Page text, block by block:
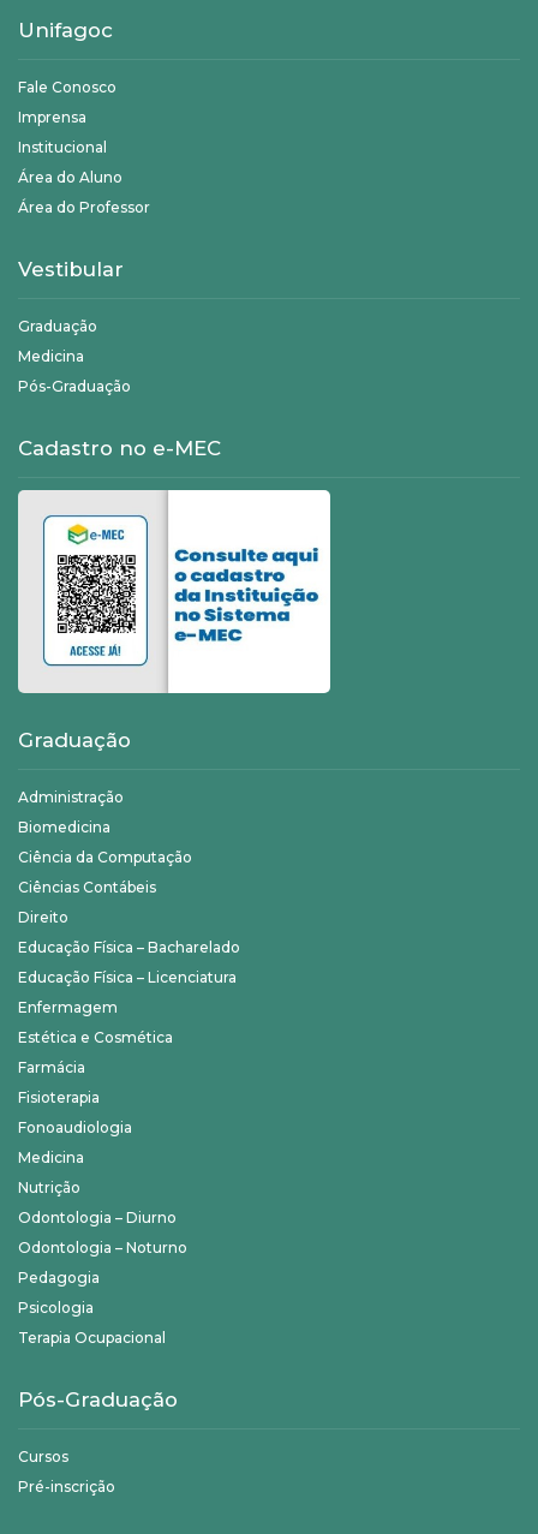
Unifagoc
Fale Conosco
Imprensa
Institucional
Área do Aluno
Área do Professor
Vestibular
Graduação
Medicina
Pós-Graduação
Cadastro no e-MEC
Graduação
Administração
Biomedicina
Ciência da Computação
Ciências Contábeis
Direito
Educação Física – Bacharelado
Educação Física – Licenciatura
Enfermagem
Estética e Cosmética
Farmácia
Fisioterapia
Fonoaudiologia
Medicina
Nutrição
Odontologia – Diurno
Odontologia – Noturno
Pedagogia
Psicologia
Terapia Ocupacional
Pós-Graduação
Cursos
Pré-inscrição